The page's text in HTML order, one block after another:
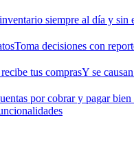
siempre al día y sin
Toma decisiones con
tus comprasY se
por cobrar y pagar bien